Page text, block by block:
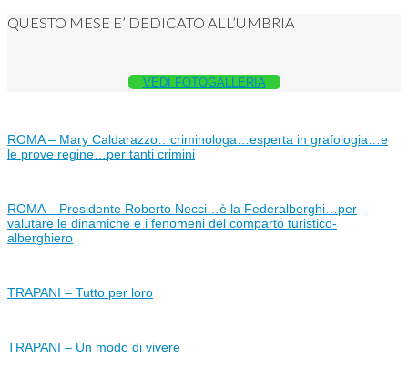
QUESTO MESE E’ DEDICATO ALL’UMBRIA
VEDI FOTOGALLERIA
ROMA – Mary Caldarazzo…criminologa…esperta in grafologia…e
le prove regine…per tanti crimini
ROMA – Presidente Roberto Necci…è la Federalberghi…per
valutare le dinamiche e i fenomeni del comparto turistico-
alberghiero
TRAPANI – Tutto per loro
TRAPANI – Un modo di vivere